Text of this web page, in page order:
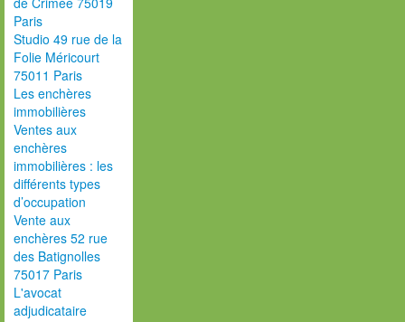
Paris
Studio 49 rue de la
Folie Méricourt
75011 Paris
Les enchères
immobilières
Ventes aux
enchères
immobilières : les
différents types
d’occupation
Vente aux
enchères 52 rue
des Batignolles
75017 Paris
L'avocat
adjudicataire